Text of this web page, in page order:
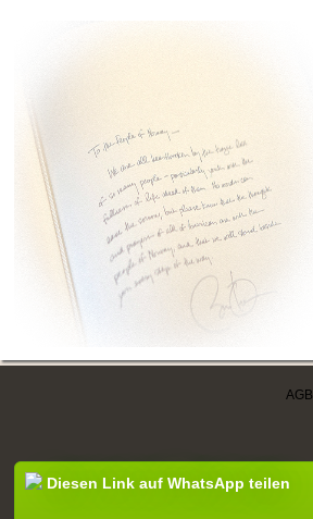
AGB
Diesen Link auf WhatsApp teilen